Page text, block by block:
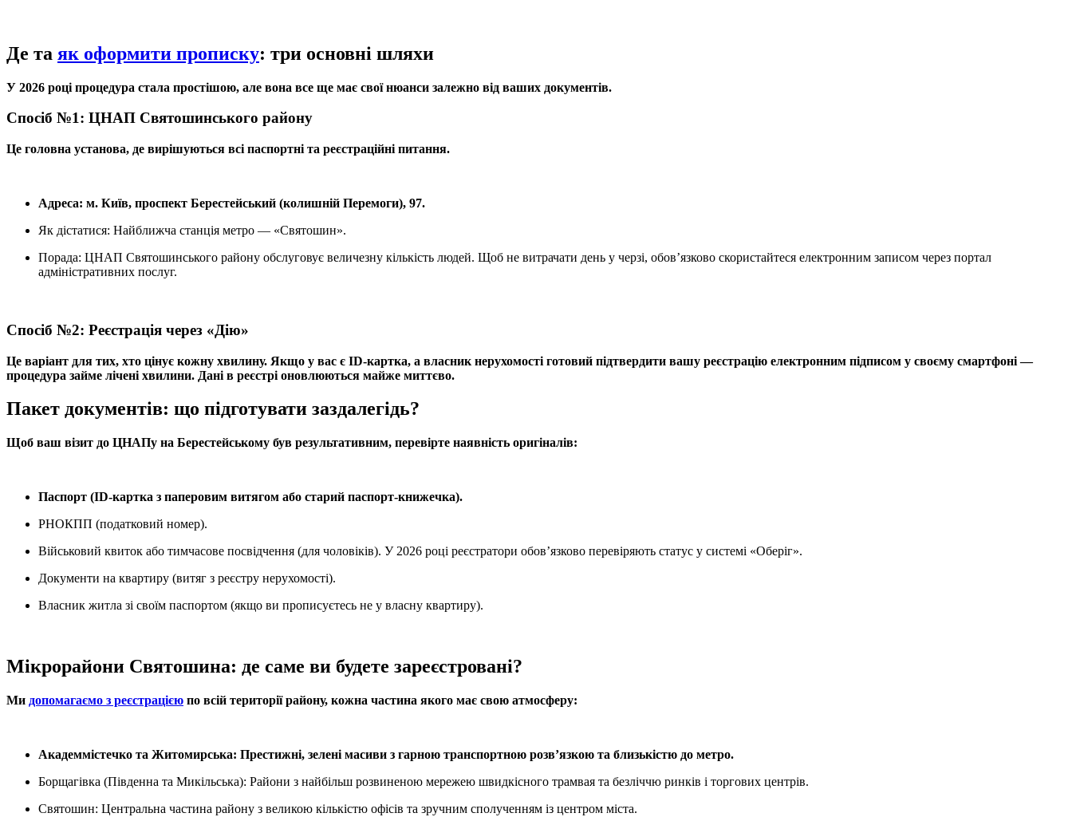
Де та як оформити прописку: три основні шляхи
У 2026 році процедура стала простішою, але вона все ще має свої нюанси залежно від ваших документів.
Спосіб №1: ЦНАП Святошинського району
Це головна установа, де вирішуються всі паспортні та реєстраційні питання.
Адреса: м. Київ, проспект Берестейський (колишній Перемоги), 97.
Як дістатися: Найближча станція метро — «Святошин».
Порада: ЦНАП Святошинського району обслуговує величезну кількість людей. Щоб не витрачати день у черзі, обов’язково скористайтеся електронним записом через портал
адміністративних послуг.
Спосіб №2: Реєстрація через «Дію»
Це варіант для тих, хто цінує кожну хвилину. Якщо у вас є ID-картка, а власник нерухомості готовий підтвердити вашу реєстрацію електронним підписом у своєму смартфоні —
процедура займе лічені хвилини. Дані в реєстрі оновлюються майже миттєво.
Пакет документів: що підготувати заздалегідь?
Щоб ваш візит до ЦНАПу на Берестейському був результативним, перевірте наявність оригіналів:
Паспорт (ID-картка з паперовим витягом або старий паспорт-книжечка).
РНОКПП (податковий номер).
Військовий квиток або тимчасове посвідчення (для чоловіків). У 2026 році реєстратори обов’язково перевіряють статус у системі «Оберіг».
Документи на квартиру (витяг з реєстру нерухомості).
Власник житла зі своїм паспортом (якщо ви прописуєтесь не у власну квартиру).
Мікрорайони Святошина: де саме ви будете зареєстровані?
Ми допомагаємо з реєстрацією по всій території району, кожна частина якого має свою атмосферу:
Академмістечко та Житомирська: Престижні, зелені масиви з гарною транспортною розв’язкою та близькістю до метро.
Борщагівка (Південна та Микільська): Райони з найбільш розвиненою мережею швидкісного трамвая та безліччю ринків і торгових центрів.
Святошин: Центральна частина району з великою кількістю офісів та зручним сполученням із центром міста.